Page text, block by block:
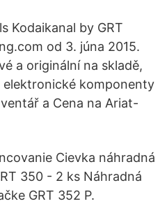
Kodaikanal by GRT
od 3. júna 2015.
a originální na skladě,
elektronické komponenty
a Cena na Ariat-
Cievka náhradná
350 - 2 ks Náhradná
GRT 352 P.